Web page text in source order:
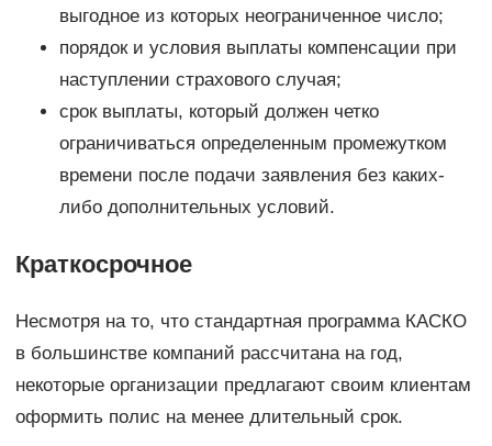
выгодное из которых неограниченное число;
порядок и условия выплаты компенсации при
наступлении страхового случая;
срок выплаты, который должен четко
ограничиваться определенным промежутком
времени после подачи заявления без каких-
либо дополнительных условий.
Краткосрочное
Несмотря на то, что стандартная программа КАСКО
в большинстве компаний рассчитана на год,
некоторые организации предлагают своим клиентам
оформить полис на менее длительный срок.